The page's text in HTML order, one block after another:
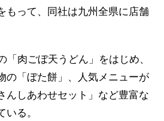
もって、同社は九州全県に店舗
「肉ごぼ天うどん」をはじめ、
の「ぼた餅」、人気メニューが
んしあわせセット」など豊富な
る。